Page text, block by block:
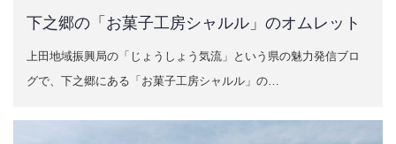
下之郷の「お菓子工房シャルル」のオムレット
上田地域振興局の「じょうしょう気流」という県の魅力発信ブロ
グで、下之郷にある「お菓子工房シャルル」の…